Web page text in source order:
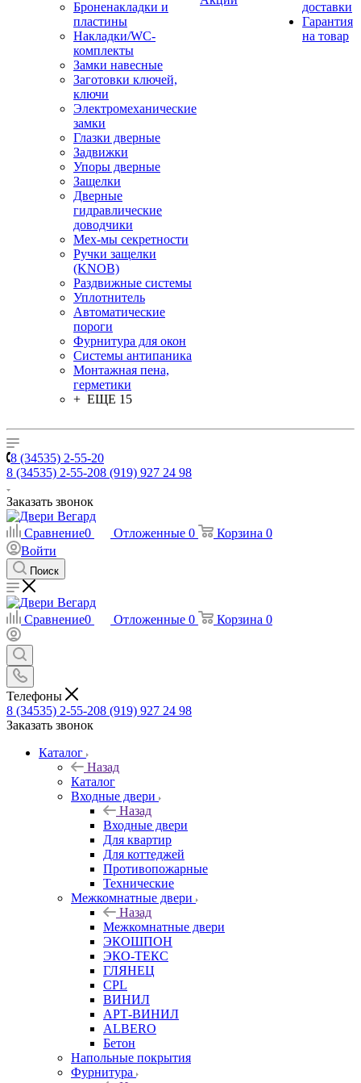
Броненакладки и
пластины
Накладки/WC-
комплекты
Замки навесные
Заготовки ключей,
ключи
Электромеханические
замки
Глазки дверные
Задвижки
Упоры дверные
Защелки
Дверные
гидравлические
доводчики
Мех-мы секретности
Ручки защелки
(KNOB)
Раздвижные системы
Уплотнитель
Автоматические
пороги
Фурнитура для окон
Системы антипаника
Монтажная пена,
герметики
+ ЕЩЕ 15
доставки
Гарантия
на товар
8 (34535) 2-55-20
8 (34535) 2-55-208 (919) 927 24 98
Заказать звонок
Сравнение0 Отложенные 0 Корзина 0
Войти
Поиск
Сравнение0 Отложенные 0 Корзина 0
Телефоны
8 (34535) 2-55-208 (919) 927 24 98
Заказать звонок
Каталог
Назад
Каталог
Входные двери
Назад
Входные двери
Для квартир
Для коттеджей
Противопожарные
Технические
Межкомнатные двери
Назад
Межкомнатные двери
ЭКОШПОН
ЭКО-ТЕКС
ГЛЯНЕЦ
CPL
ВИНИЛ
АРТ-ВИНИЛ
ALBERO
Бетон
Напольные покрытия
Фурнитура